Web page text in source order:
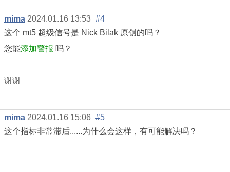
mima 2024.01.16 13:53 #4
这个 mt5 超级信号是 Nick Bilak 原创的吗？
您能添加警报 吗？
谢谢
mima 2024.01.16 15:06 #5
这个指标非常滞后......为什么会这样，有可能解决吗？